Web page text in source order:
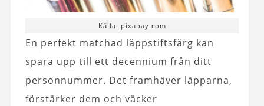
Källa: pixabay.com
En perfekt matchad läppstiftsfärg kan
spara upp till ett decennium från ditt
personnummer. Det framhäver läpparna,
förstärker dem och väcker